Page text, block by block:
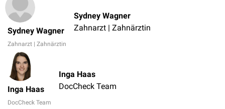
Sydney Wagner
Zahnarzt | Zahnärztin
Sydney Wagner
Zahnarzt | Zahnärztin
Inga Haas
DocCheck Team
Inga Haas
DocCheck Team